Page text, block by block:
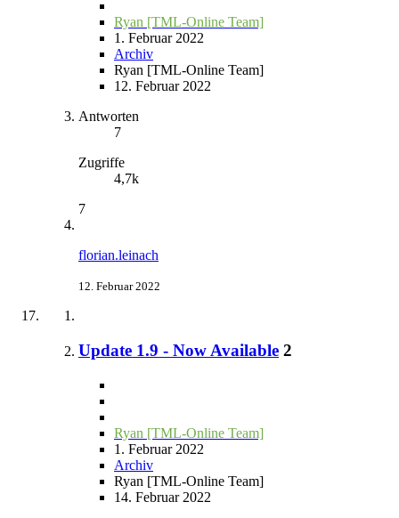
Ryan [TML-Online Team]
1. Februar 2022
Archiv
Ryan [TML-Online Team]
12. Februar 2022
Antworten
7
Zugriffe
4,7k
7
florian.leinach
12. Februar 2022
Update 1.9 - Now Available 2
Ryan [TML-Online Team]
1. Februar 2022
Archiv
Ryan [TML-Online Team]
14. Februar 2022